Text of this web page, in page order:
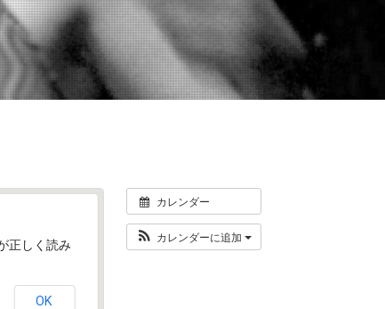
カレンダー
カレンダーに追加
正しく読み
OK